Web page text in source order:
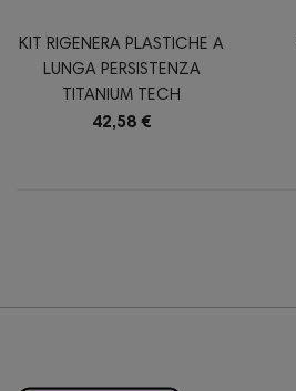
KIT RIGENERA PLASTICHE A
LUNGA PERSISTENZA
TITANIUM TECH
42,58 €